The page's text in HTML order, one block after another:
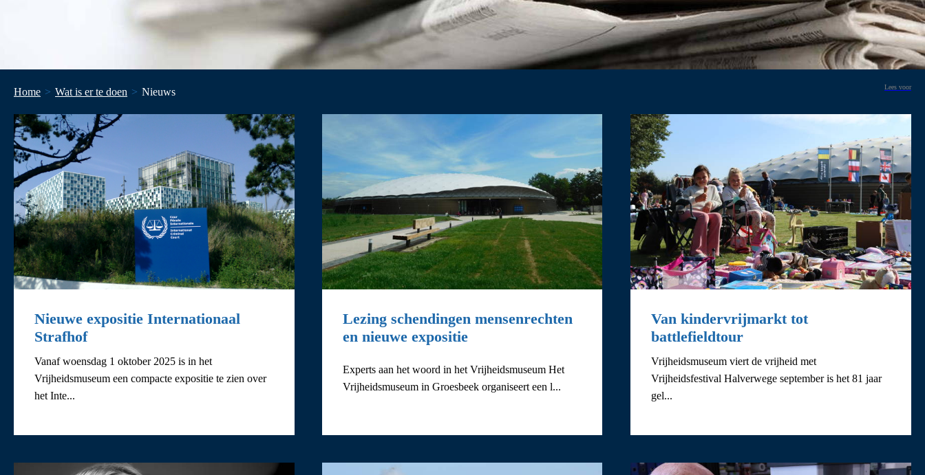
Home Wat is er te doen Nieuws Lees voor
Nieuwe expositie Internationaal
Strafhof
Vanaf woensdag 1 oktober 2025 is in het
Vrijheidsmuseum een compacte expositie te zien over
het Inte...
Lezing schendingen mensenrechten
en nieuwe expositie
Experts aan het woord in het Vrijheidsmuseum Het
Vrijheidsmuseum in Groesbeek organiseert een l...
Van kindervrijmarkt tot
battlefieldtour
Vrijheidsmuseum viert de vrijheid met
Vrijheidsfestival Halverwege september is het 81 jaar
gel...